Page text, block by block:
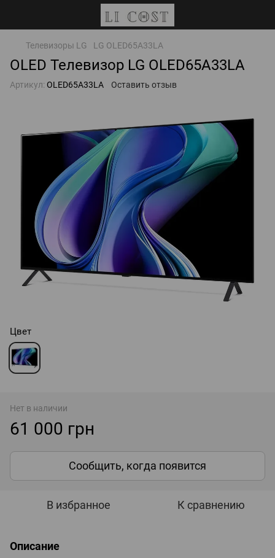
Телевизоры LG LG OLED65A33LA
OLED Телевизор LG OLED65A33LA
Артикул: OLED65A33LA Оставить отзыв
Цвет
Нет в наличии
61 000 грн
Сообщить, когда появится
В избранное К сравнению
Описание